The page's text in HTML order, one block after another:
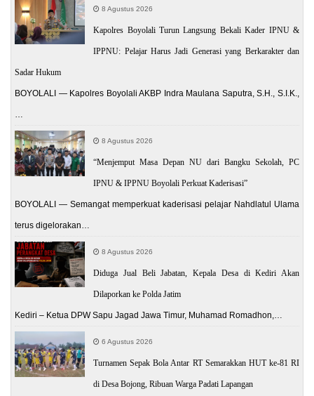
8 Agustus 2026
Kapolres Boyolali Turun Langsung Bekali Kader IPNU &
IPPNU: Pelajar Harus Jadi Generasi yang Berkarakter dan
Sadar Hukum
BOYOLALI — Kapolres Boyolali AKBP Indra Maulana Saputra, S.H., S.I.K.,
8 Agustus 2026
“Menjemput Masa Depan NU dari Bangku Sekolah, PC
IPNU & IPPNU Boyolali Perkuat Kaderisasi”
BOYOLALI — Semangat memperkuat kaderisasi pelajar Nahdlatul Ulama
terus digelorakan…
8 Agustus 2026
Diduga Jual Beli Jabatan, Kepala Desa di Kediri Akan
Dilaporkan ke Polda Jatim
Kediri – Ketua DPW Sapu Jagad Jawa Timur, Muhamad Romadhon,…
6 Agustus 2026
Turnamen Sepak Bola Antar RT Semarakkan HUT ke-81 RI
di Desa Bojong, Ribuan Warga Padati Lapangan